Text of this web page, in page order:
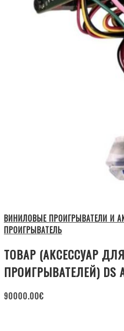
ВИНИЛОВЫЕ ПРОИГРЫВАТЕЛИ И
ПРОИГРЫВАТЕЛЬ
ТОВАР (АКСЕССУАР
ПРОИГРЫВАТЕЛЕЙ) DS
90000.00€